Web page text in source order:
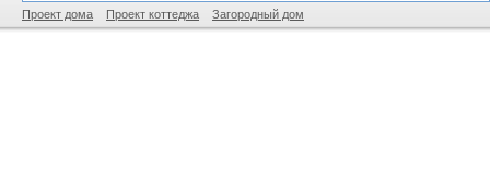
Проект дома Проект коттеджа Загородный дом